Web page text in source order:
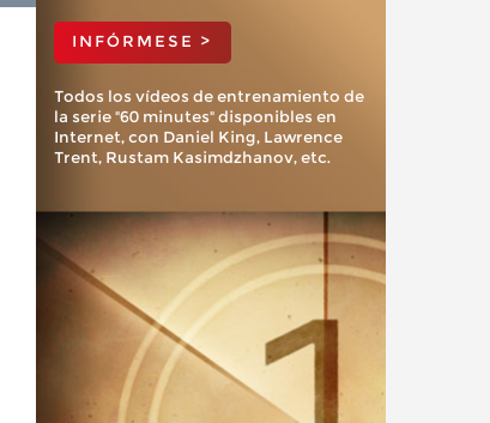
INFÓRMESE >
Todos los vídeos de entrenamiento de
la serie "60 minutes" disponibles en
Internet, con Daniel King, Lawrence
Trent, Rustam Kasimdzhanov, etc.